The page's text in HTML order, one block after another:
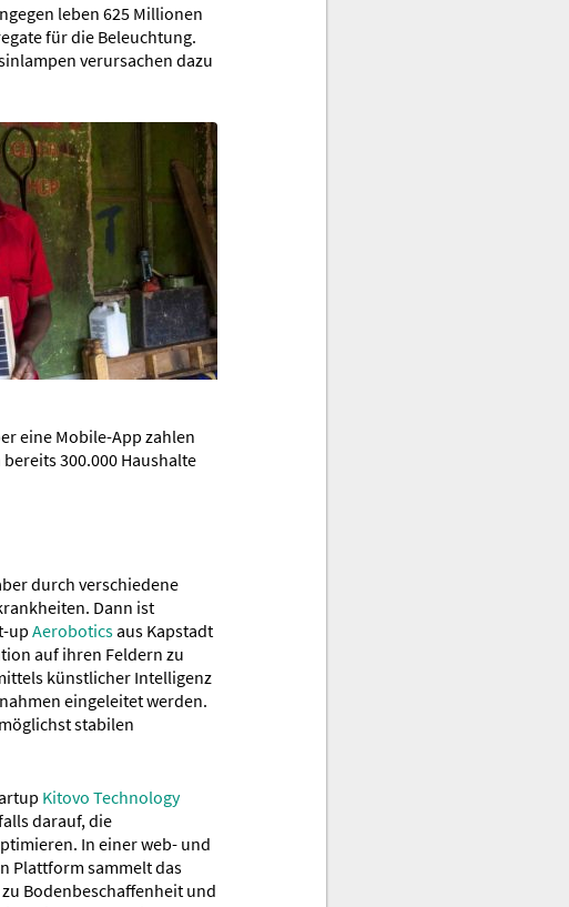
leben 625 Millionen
für die Beleuchtung.
verursachen dazu
eine Mobile-App zahlen
300.000 Haushalte
durch verschiedene
Dann ist
up Aeroboticsaus Kapstadt
auf ihren Feldern zu
künstlicher Intelligenz
eingeleitet werden.
stabilen
Kitovo Technology
darauf, die
In einer web- und
Plattform sammelt das
Bodenbeschaffenheit und